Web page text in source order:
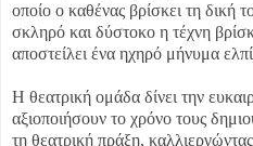
οποίο ο καθένας βρίσκει τη δική
σκληρό και δύστοκο η τέχνη
αποστείλει ένα ηχηρό μήνυμα
Η θεατρική ομάδα δίνει την
αξιοποιήσουν το χρόνο τους
τη θεατρική πράξη,